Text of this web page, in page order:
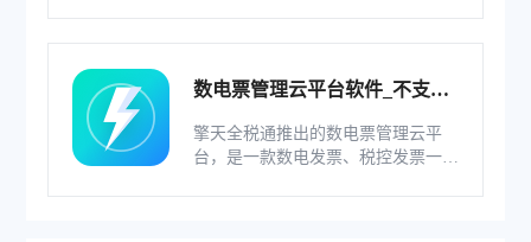
数电票管理云平台软件_不支持
擎天全税通推出的数电票管理云平
台，是一款数电发票、税控发票一体